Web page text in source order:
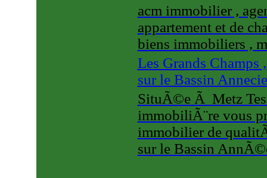
acm immobilier ,
appartement et de
biens immobiliers ,
Les Grands
sur le Bassin
SituÃ©e Ã Metz
immobiliÃ¨re vous
immobilier de
sur le Bassin